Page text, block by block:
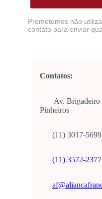
Prometemos não
contato para enviar
Contatos:
Av.
Pinheiros
(11) 3017-5699
(11) 3572-2377